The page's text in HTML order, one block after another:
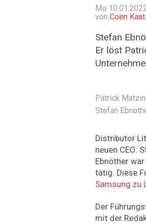
Mo
von Coen Kaat
Stefan
Er löst
Patrick
Stefan
Distributor
neuen CEO:
Ebnöther
tätig. Diese
Samsung zu
Der
mit der